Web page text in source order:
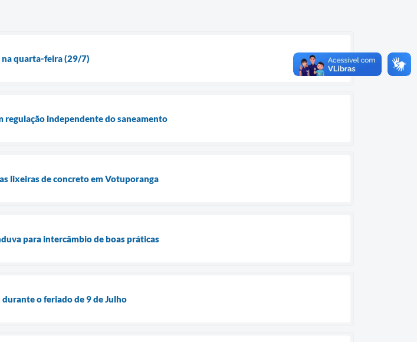
na quarta-feira (29/7)
regulação independente do saneamento
lixeiras de concreto em Votuporanga
para intercâmbio de boas práticas
o feriado de 9 de Julho